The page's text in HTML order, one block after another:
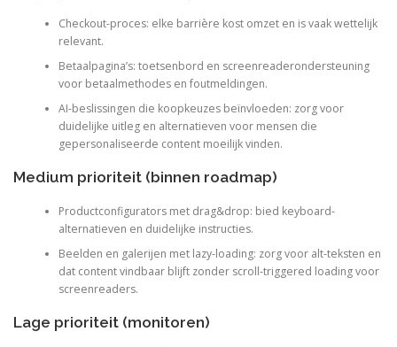
Checkout-proces: elke barrière kost omzet en is vaak wettelijk
relevant.
Betaalpagina’s: toetsenbord en screenreaderondersteuning
voor betaalmethodes en foutmeldingen.
AI-beslissingen die koopkeuzes beïnvloeden: zorg voor
duidelijke uitleg en alternatieven voor mensen die
gepersonaliseerde content moeilijk vinden.
Medium prioriteit (binnen roadmap)
Productconfigurators met drag&drop: bied keyboard-
alternatieven en duidelijke instructies.
Beelden en galerijen met lazy-loading: zorg voor alt-teksten en
dat content vindbaar blijft zonder scroll-triggered loading voor
screenreaders.
Lage prioriteit (monitoren)